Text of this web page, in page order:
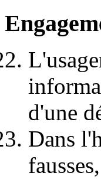
d'une
Dans